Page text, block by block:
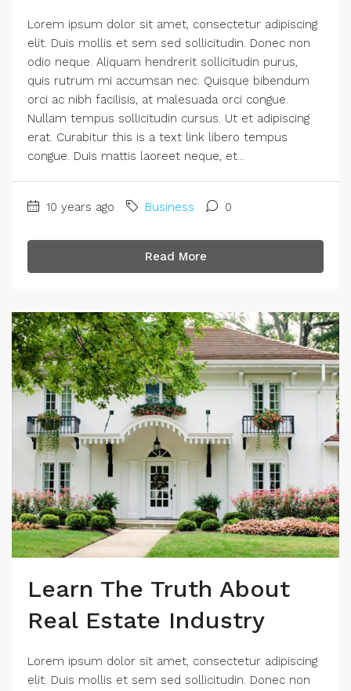
Lorem ipsum dolor sit amet, consectetur adipiscing
elit. Duis mollis et sem sed sollicitudin. Donec non
odio neque. Aliquam hendrerit sollicitudin purus,
quis rutrum mi accumsan nec. Quisque bibendum
orci ac nibh facilisis, at malesuada orci congue.
Nullam tempus sollicitudin cursus. Ut et adipiscing
erat. Curabitur this is a text link libero tempus
congue. Duis mattis laoreet neque, et...
10 years ago Business 0
Read More
Learn The Truth About
Real Estate Industry
Lorem ipsum dolor sit amet, consectetur adipiscing
elit. Duis mollis et sem sed sollicitudin. Donec non